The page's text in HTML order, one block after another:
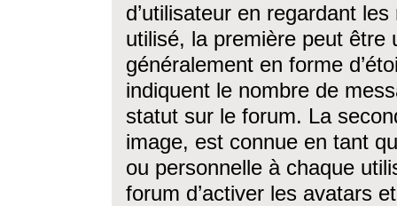
d’utilisateur en regardant
utilisé, la première peut être
généralement en forme
indiquent le nombre de
statut sur le forum. La
image, est connue en tant
ou personnelle à chaque
forum d’activer les avatars